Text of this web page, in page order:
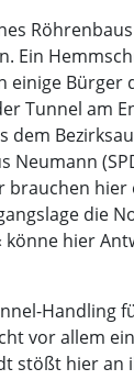
Ein
Tunnel am
dem
Neumann
die
hier
vor allem
stößt hier an